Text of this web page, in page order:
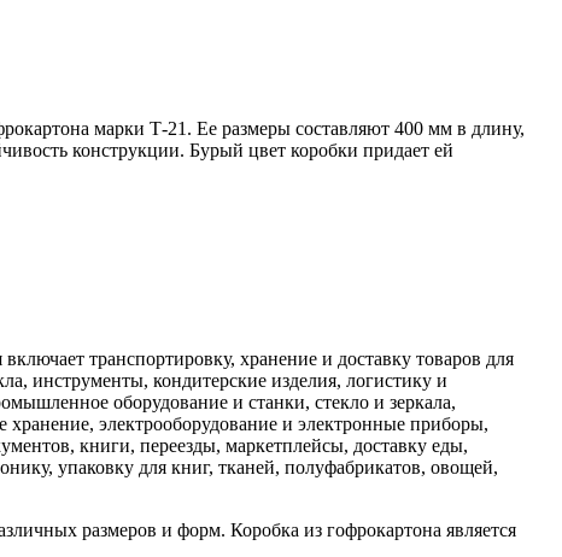
марки Т-21. Ее размеры составляют 400 мм в длину,
конструкции. Бурый цвет коробки придает ей
транспортировку, хранение и доставку товаров для
инструменты, кондитерские изделия, логистику и
оборудование и станки, стекло и зеркала,
электрооборудование и электронные приборы,
книги, переезды, маркетплейсы, доставку еды,
упаковку для книг, тканей, полуфабрикатов, овощей,
размеров и форм. Коробка из гофрокартона является